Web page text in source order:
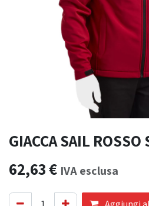
GIACCA SAIL ROSSO
62,63€ IVA esclusa